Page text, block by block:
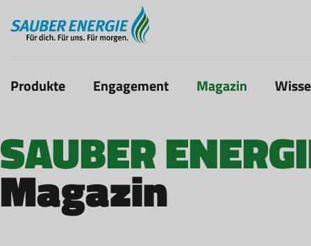
Produkte Engagement Magazin
SAUBER
Magazin